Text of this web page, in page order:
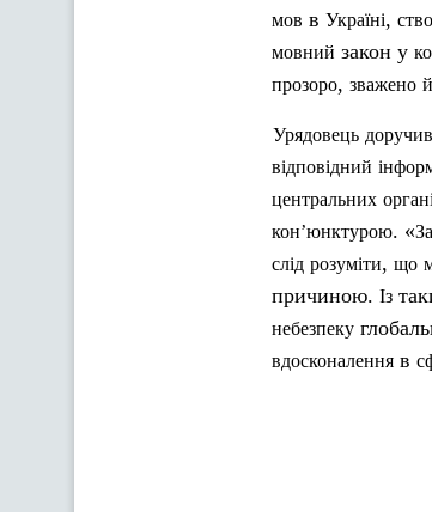
мов в Україні,
мовний закон у
прозоро, зважено й
Урядовець доручив
відповідний
центральних
кон’юнктурою. «
слід розуміти, що
причиною. Із
небезпеку
вдосконалення в